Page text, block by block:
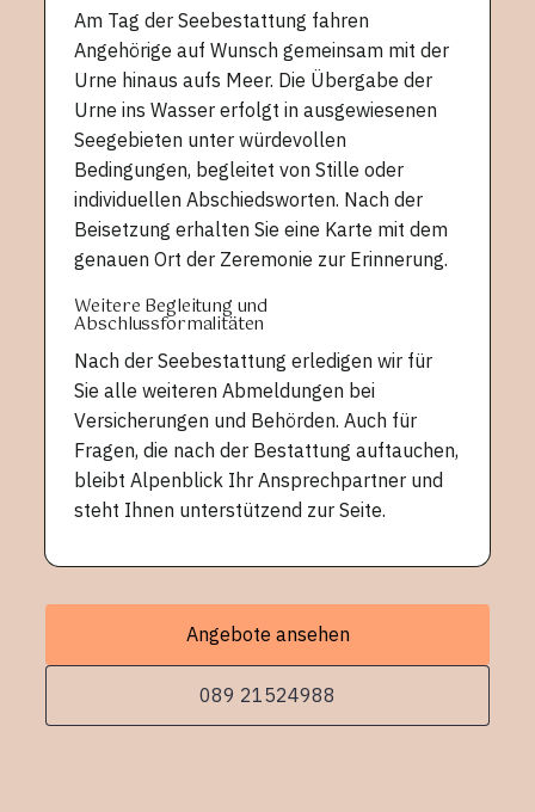
Am Tag der Seebestattung fahren
Angehörige auf Wunsch gemeinsam mit der
Urne hinaus aufs Meer. Die Übergabe der
Urne ins Wasser erfolgt in ausgewiesenen
Seegebieten unter würdevollen
Bedingungen, begleitet von Stille oder
individuellen Abschiedsworten. Nach der
Beisetzung erhalten Sie eine Karte mit dem
genauen Ort der Zeremonie zur Erinnerung.
Weitere Begleitung und
Abschlussformalitäten
Nach der Seebestattung erledigen wir für
Sie alle weiteren Abmeldungen bei
Versicherungen und Behörden. Auch für
Fragen, die nach der Bestattung auftauchen,
bleibt Alpenblick Ihr Ansprechpartner und
steht Ihnen unterstützend zur Seite.
Angebote ansehen
089 21524988